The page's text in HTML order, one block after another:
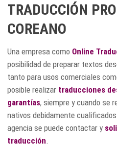
TRADUCCIÓN
COREANO
Una empresa como Online
posibilidad de preparar textos
tanto para usos comerciales
posible realizar traducciones
garantías, siempre y cuando se
nativos debidamente
agencia se puede contactar y
traducción